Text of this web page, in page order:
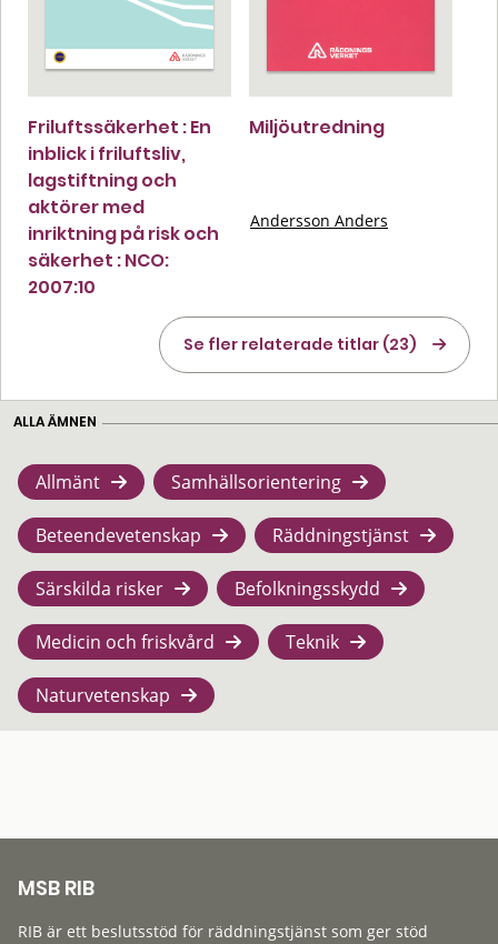
Friluftssäkerhet : En
inblick i friluftsliv,
lagstiftning och
aktörer med
inriktning på risk och
säkerhet : NCO:
2007:10
Miljöutredning
Andersson Anders
Se fler relaterade titlar (23)
ALLA ÄMNEN
Allmänt Samhällsorientering
Beteendevetenskap Räddningstjänst
Särskilda risker Befolkningsskydd
Medicin och friskvård Teknik
Naturvetenskap
MSB RIB
RIB är ett beslutsstöd för räddningstjänst som ger stöd